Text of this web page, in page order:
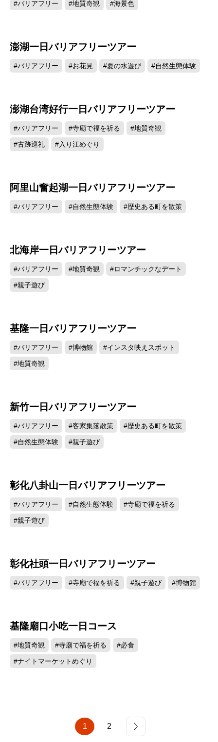
#バリアフリー #地質奇観 #海景色
澎湖一日バリアフリーツアー
#バリアフリー #お花見 #夏の水遊び #自然生態体験
澎湖台湾好行一日バリアフリーツアー
#バリアフリー #寺廟で福を祈る #地質奇観
#古跡巡礼 #入り江めぐり
阿里山奮起湖一日バリアフリーツアー
#バリアフリー #自然生態体験 #歴史ある町を散策
北海岸一日バリアフリーツアー
#バリアフリー #地質奇観 #ロマンチックなデート
#親子遊び
基隆一日バリアフリーツアー
#バリアフリー #博物館 #インスタ映えスポット
#地質奇観
新竹一日バリアフリーツアー
#バリアフリー #客家集落散策 #歴史ある町を散策
#自然生態体験 #親子遊び
彰化八卦山一日バリアフリーツアー
#バリアフリー #自然生態体験 #寺廟で福を祈る
#親子遊び
彰化社頭一日バリアフリーツアー
#バリアフリー #寺廟で福を祈る #親子遊び #博物館
基隆廟口小吃一日コース
#地質奇観 #寺廟で福を祈る #必食
#ナイトマーケットめぐり
1 2